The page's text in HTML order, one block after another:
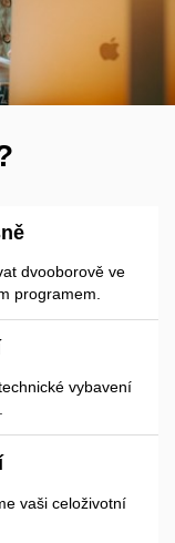
dvooborově ve
programem.
vybavení
vaši celoživotní